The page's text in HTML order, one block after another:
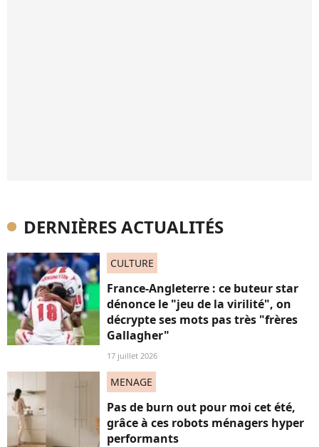
DERNIÈRES ACTUALITÉS
CULTURE
France-Angleterre : ce buteur star
dénonce le "jeu de la virilité", on
décrypte ses mots pas très "frères
Gallagher"
17 juillet 2026
MENAGE
Pas de burn out pour moi cet été,
grâce à ces robots ménagers hyper
performants